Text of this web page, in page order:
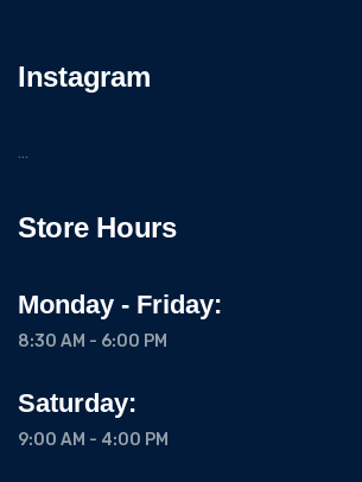
Instagram
…
Store Hours
Monday - Friday:
8:30 AM - 6:00 PM
Saturday:
9:00 AM - 4:00 PM